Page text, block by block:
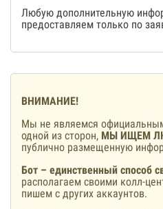
Любую дополнительную
предоставляем только по
ВНИМАНИЕ!
Мы не являемся
одной из сторон, МЫ ИЩЕМ
публично размещенную
Бот – единственный способ
располагаем своими колл-
пишем с других аккаунтов.